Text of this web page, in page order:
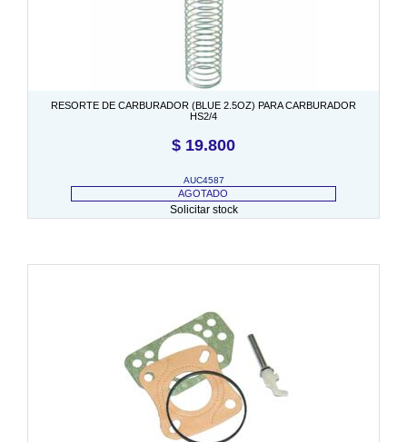
RESORTE DE CARBURADOR (BLUE 2.5OZ) PARA CARBURADOR
HS2/4
$ 19.800
AUC4587
AGOTADO
Solicitar stock